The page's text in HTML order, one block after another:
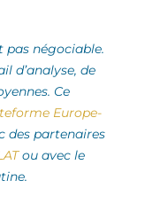
pas négociable.
d’analyse, de
Ce
Europe-
des partenaires
ou avec le